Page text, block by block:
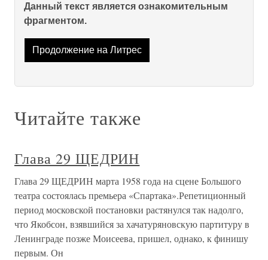
Данный текст является ознакомительным
фрагментом.
Продолжение на Литрес
Читайте также
Глава 29 ЩЕДРИН
Глава 29 ЩЕДРИН марта 1958 года на сцене Большого
театра состоялась премьера «Спартака».Репетиционный
период московской постановки растянулся так надолго,
что Якобсон, взявшийся за хачатуряновскую партитуру в
Ленинграде позже Моисеева, пришел, однако, к финишу
первым. Он